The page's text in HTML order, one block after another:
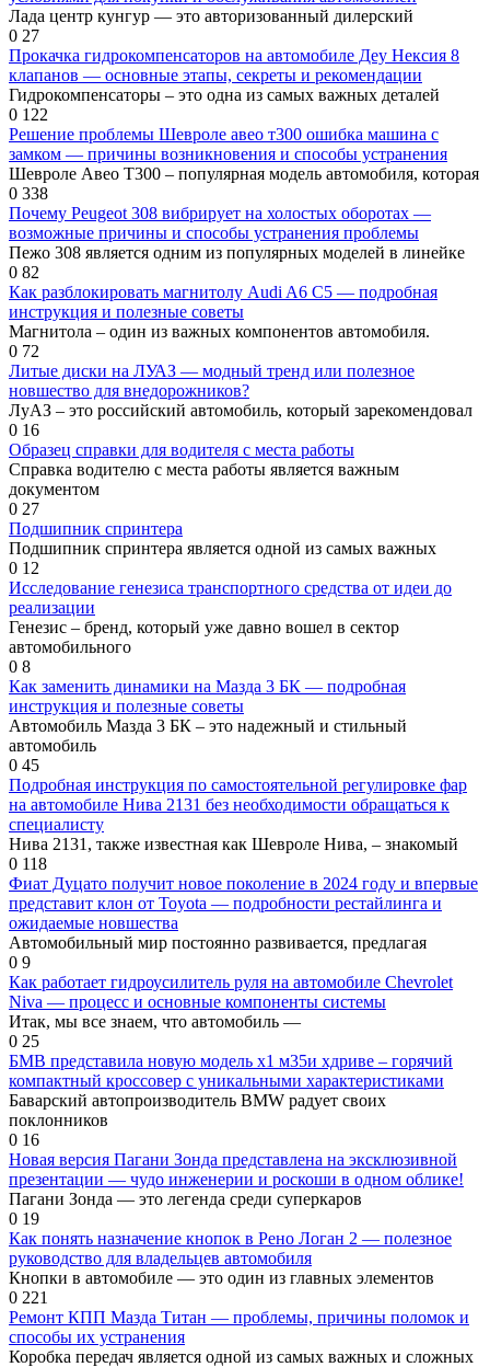
Лада центр кунгур — это авторизованный дилерский
0 27
Прокачка гидрокомпенсаторов на автомобиле Деу Нексия 8
клапанов — основные этапы, секреты и рекомендации
Гидрокомпенсаторы – это одна из самых важных деталей
0 122
Решение проблемы Шевроле авео т300 ошибка машина с
замком — причины возникновения и способы устранения
Шевроле Авео Т300 – популярная модель автомобиля, которая
0 338
Почему Peugeot 308 вибрирует на холостых оборотах —
возможные причины и способы устранения проблемы
Пежо 308 является одним из популярных моделей в линейке
0 82
Как разблокировать магнитолу Audi A6 C5 — подробная
инструкция и полезные советы
Магнитола – один из важных компонентов автомобиля.
0 72
Литые диски на ЛУАЗ — модный тренд или полезное
новшество для внедорожников?
ЛуАЗ – это российский автомобиль, который зарекомендовал
0 16
Образец справки для водителя с места работы
Справка водителю с места работы является важным
документом
0 27
Подшипник спринтера
Подшипник спринтера является одной из самых важных
0 12
Исследование генезиса транспортного средства от идеи до
реализации
Генезис – бренд, который уже давно вошел в сектор
автомобильного
0 8
Как заменить динамики на Мазда 3 БК — подробная
инструкция и полезные советы
Автомобиль Мазда 3 БК – это надежный и стильный
автомобиль
0 45
Подробная инструкция по самостоятельной регулировке фар
на автомобиле Нива 2131 без необходимости обращаться к
специалисту
Нива 2131, также известная как Шевроле Нива, – знакомый
0 118
Фиат Дуцато получит новое поколение в 2024 году и впервые
представит клон от Toyota — подробности рестайлинга и
ожидаемые новшества
Автомобильный мир постоянно развивается, предлагая
0 9
Как работает гидроусилитель руля на автомобиле Chevrolet
Niva — процесс и основные компоненты системы
Итак, мы все знаем, что автомобиль —
0 25
БМВ представила новую модель х1 м35и хдриве – горячий
компактный кроссовер с уникальными характеристиками
Баварский автопроизводитель BMW радует своих
поклонников
0 16
Новая версия Пагани Зонда представлена на эксклюзивной
презентации — чудо инженерии и роскоши в одном облике!
Пагани Зонда — это легенда среди суперкаров
0 19
Как понять назначение кнопок в Рено Логан 2 — полезное
руководство для владельцев автомобиля
Кнопки в автомобиле — это один из главных элементов
0 221
Ремонт КПП Мазда Титан — проблемы, причины поломок и
способы их устранения
Коробка передач является одной из самых важных и сложных